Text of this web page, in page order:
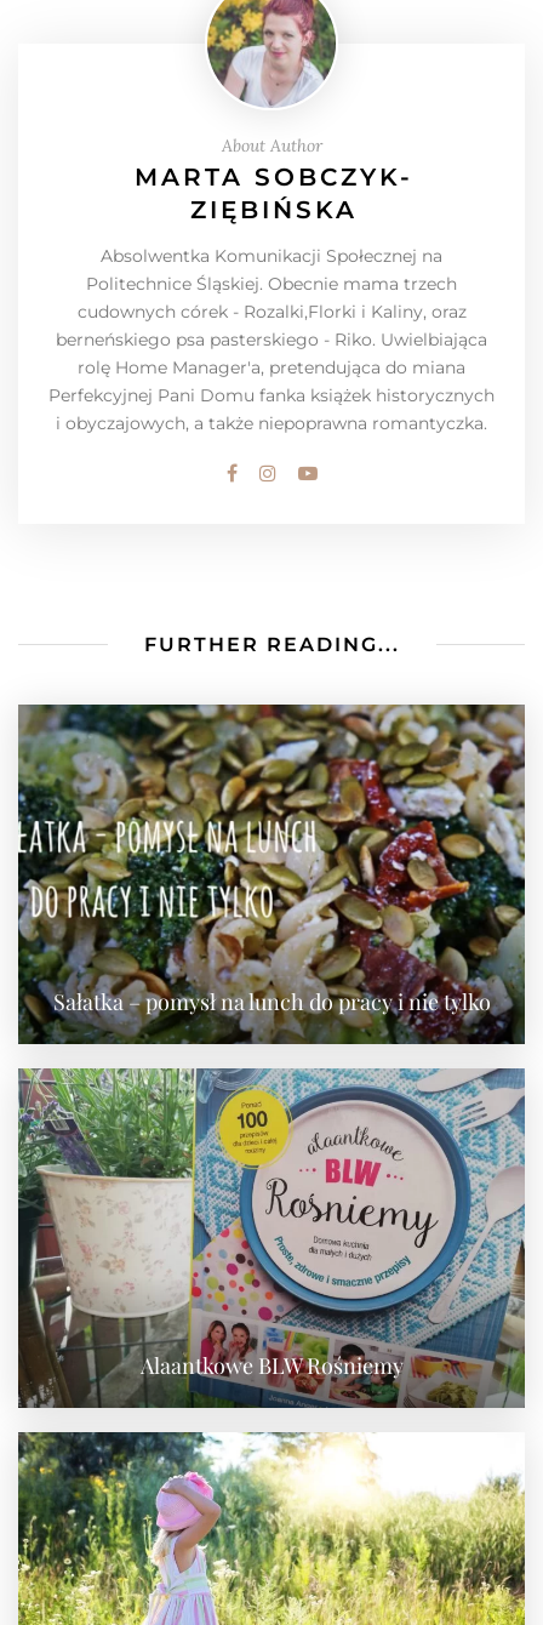
About Author
MARTA SOBCZYK-
ZIĘBIŃSKA
Absolwentka Komunikacji Społecznej na
Politechnice Śląskiej. Obecnie mama trzech
cudownych córek - Rozalki,Florki i Kaliny, oraz
berneńskiego psa pasterskiego - Riko. Uwielbiająca
rolę Home Manager'a, pretendująca do miana
Perfekcyjnej Pani Domu fanka książek historycznych
i obyczajowych, a także niepoprawna romantyczka.
FURTHER READING...
Sałatka – pomysł na lunch do pracy i nie tylko
Alaantkowe BLW Rośniemy